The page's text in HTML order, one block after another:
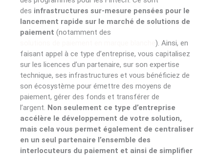
des infrastructures sur-mesure pensées pour le
lancement rapide sur le marché de solutions de
paiement (notamment des
). Ainsi, en
faisant appel à ce type d’entreprise, vous capitalisez
sur les licences d’un partenaire, sur son expertise
technique, ses infrastructures et vous bénéficiez de
son écosystème pour émettre des moyens de
paiement, gérer des fonds et transférer de
l’argent. Non seulement ce type d’entreprise
accélère le développement de votre solution,
mais cela vous permet également de centraliser
en un seul partenaire l’ensemble des
interlocuteurs du paiement et ainsi de simplifier